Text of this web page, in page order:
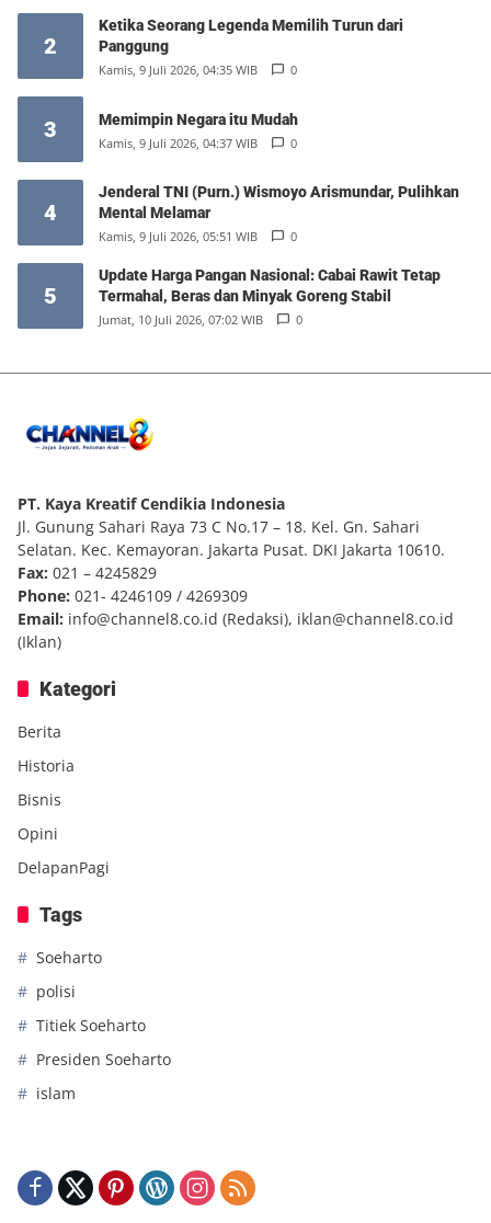
2
Ketika Seorang Legenda Memilih Turun dari
Panggung
Kamis, 9 Juli 2026, 04:35 WIB 0
3 Memimpin Negara itu Mudah
Kamis, 9 Juli 2026, 04:37 WIB 0
4
Jenderal TNI (Purn.) Wismoyo Arismundar, Pulihkan
Mental Melamar
Kamis, 9 Juli 2026, 05:51 WIB 0
5
Update Harga Pangan Nasional: Cabai Rawit Tetap
Termahal, Beras dan Minyak Goreng Stabil
Jumat, 10 Juli 2026, 07:02 WIB 0
PT. Kaya Kreatif Cendikia Indonesia
Jl. Gunung Sahari Raya 73 C No.17 – 18. Kel. Gn. Sahari
Selatan. Kec. Kemayoran. Jakarta Pusat. DKI Jakarta 10610.
Fax: 021 – 4245829
Phone: 021- 4246109 / 4269309
Email: info@channel8.co.id (Redaksi), iklan@channel8.co.id
(Iklan)
Kategori
Berita
Historia
Bisnis
Opini
DelapanPagi
Tags
Soeharto
polisi
Titiek Soeharto
Presiden Soeharto
islam